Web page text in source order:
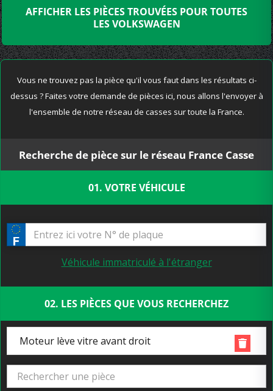
AFFICHER LES PIÈCES TROUVÉES POUR TOUTES
LES VOLKSWAGEN
Vous ne trouvez pas la pièce qu'il vous faut dans les résultats ci-
dessus ? Faites votre demande de pièces ici, nous allons l'envoyer à
l'ensemble de notre réseau de casses sur toute la France.
Recherche de pièce sur le réseau France Casse
01. VOTRE VÉHICULE
Véhicule immatriculé à l'étranger
02. LES PIÈCES QUE VOUS RECHERCHEZ
Moteur lève vitre avant droit